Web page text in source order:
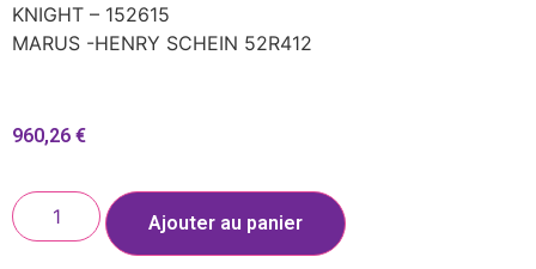
KNIGHT – 152615
MARUS -HENRY SCHEIN 52R412
960,26 €
Ajouter au panier